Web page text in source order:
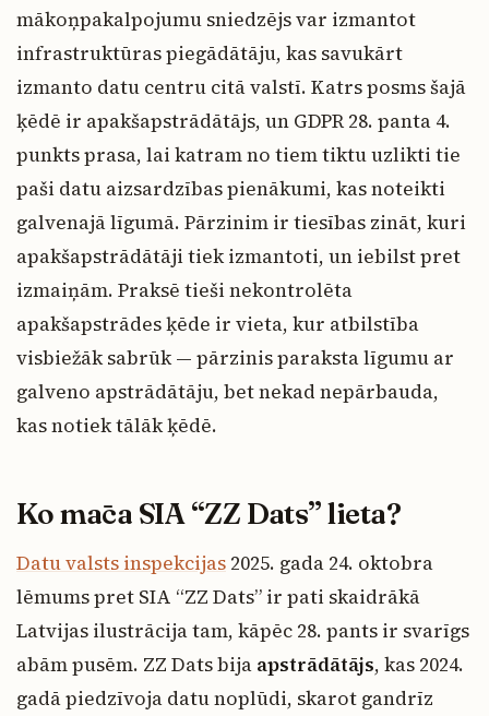
mākoņpakalpojumu sniedzējs var izmantot
infrastruktūras piegādātāju, kas savukārt
izmanto datu centru citā valstī. Katrs posms šajā
ķēdē ir apakšapstrādātājs, un GDPR 28. panta 4.
punkts prasa, lai katram no tiem tiktu uzlikti tie
paši datu aizsardzības pienākumi, kas noteikti
galvenajā līgumā. Pārzinim ir tiesības zināt, kuri
apakšapstrādātāji tiek izmantoti, un iebilst pret
izmaiņām. Praksē tieši nekontrolēta
apakšapstrādes ķēde ir vieta, kur atbilstība
visbiežāk sabrūk — pārzinis paraksta līgumu ar
galveno apstrādātāju, bet nekad nepārbauda,
kas notiek tālāk ķēdē.
Ko māca SIA “ZZ Dats” lieta?
Datu valsts inspekcijas 2025. gada 24. oktobra
lēmums pret SIA “ZZ Dats” ir pati skaidrākā
Latvijas ilustrācija tam, kāpēc 28. pants ir svarīgs
abām pusēm. ZZ Dats bija apstrādātājs, kas 2024.
gadā piedzīvoja datu noplūdi, skarot gandrīz